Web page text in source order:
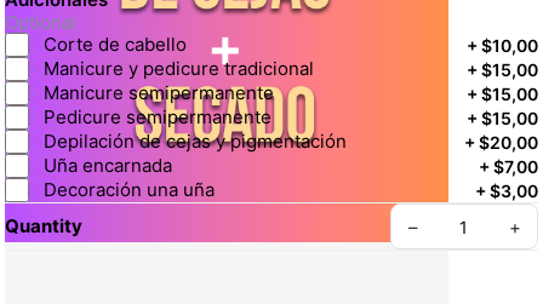
Tiempo de realización: 60min a 180min.
Incluye:
-Diseño y Laminado de cejas
-Secado de cabello todo largo
Optional
Corte de cabello
+$10,00
Manicure y pedicure tradicional +$15,00
Manicure semipermanente +$15,00
Pedicure semipermanente +$15,00
Depilación de cejas y pigmentación +$20,00
Uña encarnada +$7,00
Decoración una uña +$3,00
Quantity – +